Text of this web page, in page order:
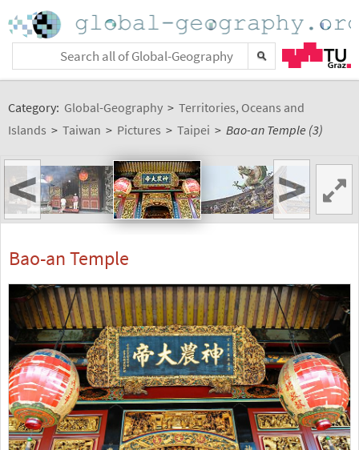
Category: Global-Geography > Territories, Oceans and
Islands > Taiwan > Pictures > Taipei > Bao-an Temple (3)
< >
Bao-an Temple